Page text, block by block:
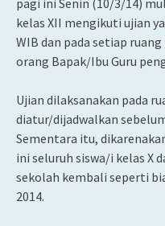
pagi ini Senin (10/3/14)
kelas XII mengikuti ujian
WIB dan pada setiap
orang Bapak/Ibu Guru
Ujian dilaksanakan pada
diatur/dijadwalkan
Sementara itu,
ini seluruh siswa/i kelas X
sekolah kembali seperti
2014.